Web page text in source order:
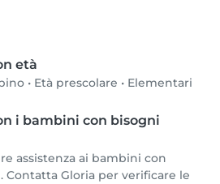
età
• Età prescolare • Elementari
i bambini con bisogni
assistenza ai bambini con
Contatta Gloria per verificare le